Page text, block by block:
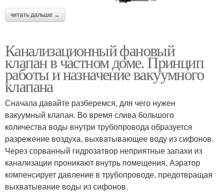
читать дальше →
Канализационный фановый
клапан в частном доме. Принцип
работы и назначение вакуумного
клапана
Сначала давайте разберемся, для чего нужен
вакуумный клапан. Во время слива большого
количества воды внутри трубопровода образуется
разрежение воздуха, выхватывающее воду из сифонов.
Через сорванный гидрозатвор неприятные запахи из
канализации проникают внутрь помещения. Аэратор
компенсирует давление в трубопроводе, предотвращая
выхватывание воды из сифонов.